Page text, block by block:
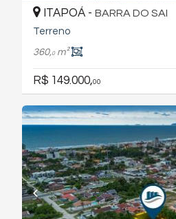
ITAPOÁ - BARRA DO SAI
Terreno
360,0m²
R$ 149.000,00